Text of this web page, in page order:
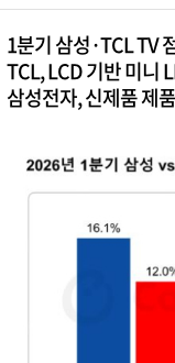
1분기 삼성·TCL TV
TCL, LCD 기반 미니
삼성전자, 신제품 제